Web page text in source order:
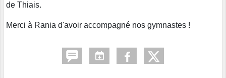
de Thiais.
Merci à Rania d'avoir accompagné nos gymnastes !